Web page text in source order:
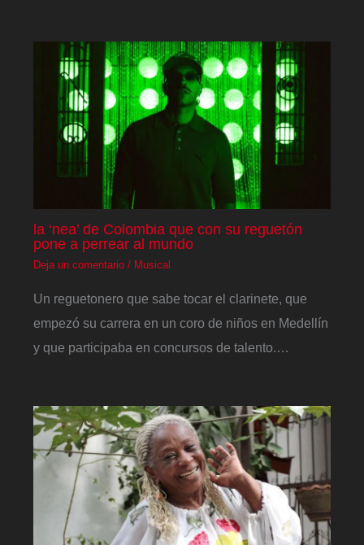
la ‘nea’ de Colombia que con su reguetón
pone a perrear al mundo
Deja un comentario / Musical
Un reguetonero que sabe tocar el clarinete, que
empezó su carrera en un coro de niños en Medellín
y que participaba en concursos de talento.…